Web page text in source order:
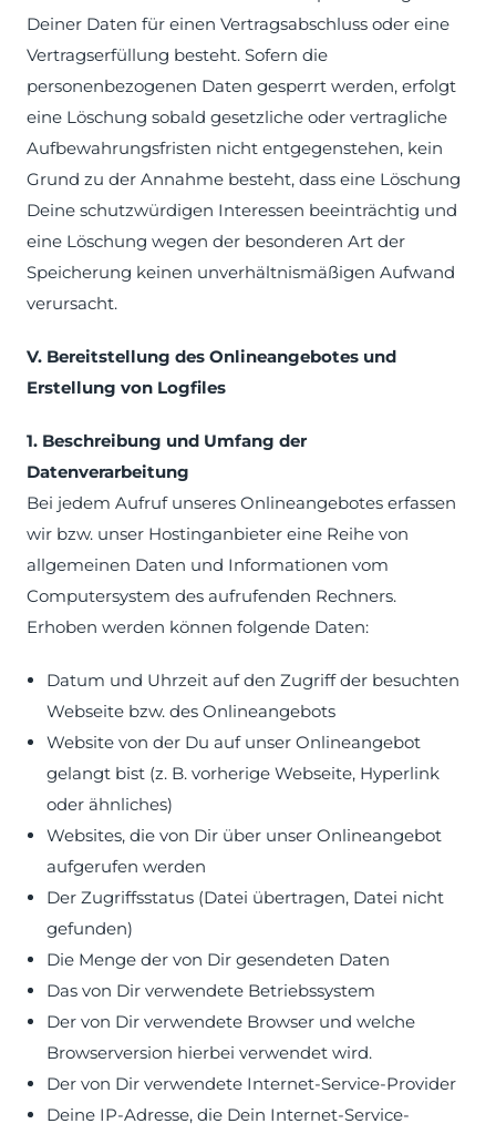
Deiner Daten für einen Vertragsabschluss oder eine
Vertragserfüllung besteht. Sofern die
personenbezogenen Daten gesperrt werden, erfolgt
eine Löschung sobald gesetzliche oder vertragliche
Aufbewahrungsfristen nicht entgegenstehen, kein
Grund zu der Annahme besteht, dass eine Löschung
Deine schutzwürdigen Interessen beeinträchtig und
eine Löschung wegen der besonderen Art der
Speicherung keinen unverhältnismäßigen Aufwand
verursacht.
V. Bereitstellung des Onlineangebotes und
Erstellung von Logfiles
1. Beschreibung und Umfang der
Datenverarbeitung
Bei jedem Aufruf unseres Onlineangebotes erfassen
wir bzw. unser Hostinganbieter eine Reihe von
allgemeinen Daten und Informationen vom
Computersystem des aufrufenden Rechners.
Erhoben werden können folgende Daten:
Datum und Uhrzeit auf den Zugriff der besuchten
Webseite bzw. des Onlineangebots
Website von der Du auf unser Onlineangebot
gelangt bist (z. B. vorherige Webseite, Hyperlink
oder ähnliches)
Websites, die von Dir über unser Onlineangebot
aufgerufen werden
Der Zugriffsstatus (Datei übertragen, Datei nicht
gefunden)
Die Menge der von Dir gesendeten Daten
Das von Dir verwendete Betriebssystem
Der von Dir verwendete Browser und welche
Browserversion hierbei verwendet wird.
Der von Dir verwendete Internet-Service-Provider
Deine IP-Adresse, die Dein Internet-Service-